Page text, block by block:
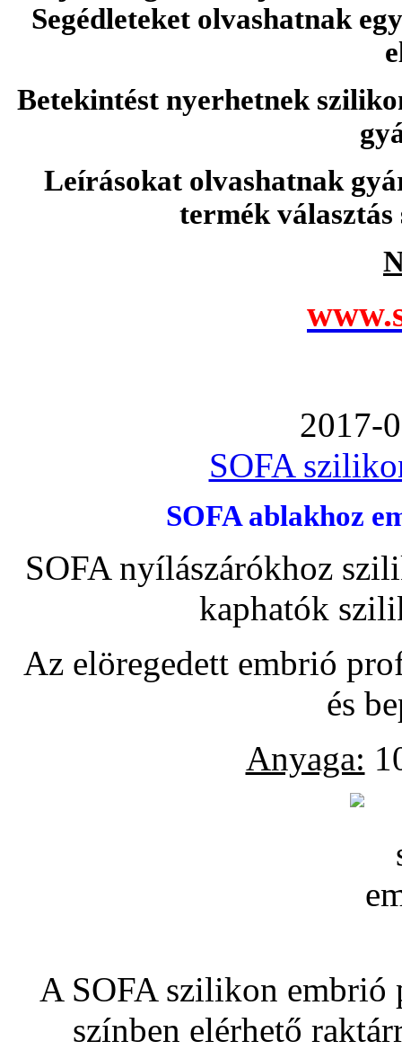
Segédleteket olvashatnak
Betekintést nyerhetnek
Leírásokat olvashatnak
termék
2017-
SOFA
SOFA ablakhoz
SOFA nyílászárókhoz
kaphatók
Az elöregedett embrió
és
Anyaga:
A SOFA szilikon embrió
színben elérhető